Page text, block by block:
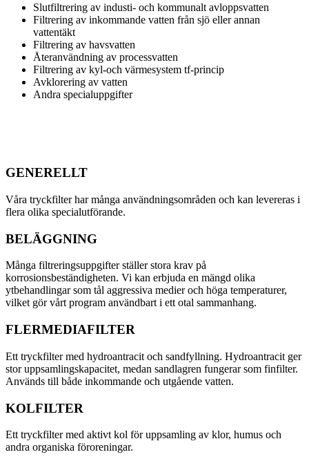
Slutfiltrering av industi- och kommunalt avloppsvatten
Filtrering av inkommande vatten från sjö eller annan
vattentäkt
Filtrering av havsvatten
Återanvändning av processvatten
Filtrering av kyl-och värmesystem tf-princip
Avklorering av vatten
Andra specialuppgifter
GENERELLT
Våra tryckfilter har många användningsområden och kan levereras i
flera olika specialutförande.
BELÄGGNING
Många filtreringsuppgifter ställer stora krav på
korrosionsbeständigheten. Vi kan erbjuda en mängd olika
ytbehandlingar som tål aggressiva medier och höga temperaturer,
vilket gör vårt program användbart i ett otal sammanhang.
FLERMEDIAFILTER
Ett tryckfilter med hydroantracit och sandfyllning. Hydroantracit ger
stor uppsamlingskapacitet, medan sandlagren fungerar som finfilter.
Används till både inkommande och utgående vatten.
KOLFILTER
Ett tryckfilter med aktivt kol för uppsamling av klor, humus och
andra organiska föroreningar.